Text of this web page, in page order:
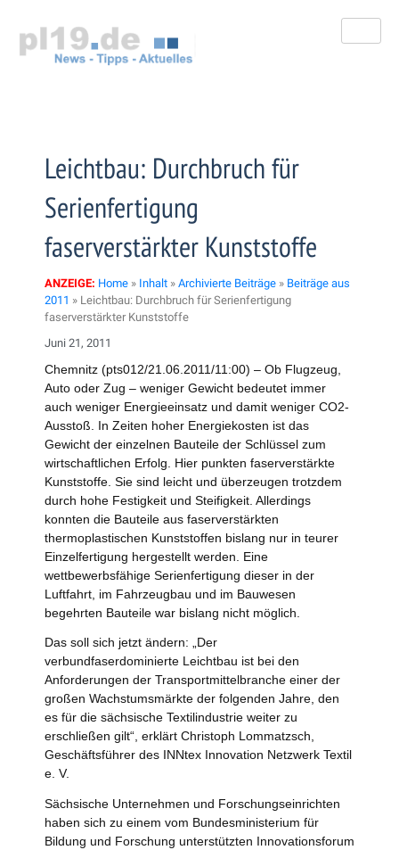
springen
Leichtbau: Durchbruch für
Serienfertigung
faserverstärkter Kunststoffe
ANZEIGE: Home » Inhalt » Archivierte Beiträge » Beiträge aus
2011 » Leichtbau: Durchbruch für Serienfertigung
faserverstärkter Kunststoffe
Juni 21, 2011
Chemnitz (pts012/21.06.2011/11:00) – Ob Flugzeug,
Auto oder Zug – weniger Gewicht bedeutet immer
auch weniger Energieeinsatz und damit weniger CO2-
Ausstoß. In Zeiten hoher Energiekosten ist das
Gewicht der einzelnen Bauteile der Schlüssel zum
wirtschaftlichen Erfolg. Hier punkten faserverstärkte
Kunststoffe. Sie sind leicht und überzeugen trotzdem
durch hohe Festigkeit und Steifigkeit. Allerdings
konnten die Bauteile aus faserverstärkten
thermoplastischen Kunststoffen bislang nur in teurer
Einzelfertigung hergestellt werden. Eine
wettbewerbsfähige Serienfertigung dieser in der
Luftfahrt, im Fahrzeugbau und im Bauwesen
begehrten Bauteile war bislang nicht möglich.
Das soll sich jetzt ändern: „Der
verbundfaserdominierte Leichtbau ist bei den
Anforderungen der Transportmittelbranche einer der
großen Wachstumsmärkte der folgenden Jahre, den
es für die sächsische Textilindustrie weiter zu
erschließen gilt“, erklärt Christoph Lommatzsch,
Geschäftsführer des INNtex Innovation Netzwerk Textil
e. V.
Sächsische Unternehmen und Forschungseinrichten
haben sich zu einem vom Bundesministerium für
Bildung und Forschung unterstützten Innovationsforum